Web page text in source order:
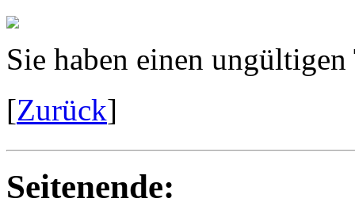
Sie haben einen
[Zurück]
Seitenende: